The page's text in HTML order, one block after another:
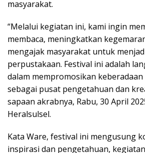
masyarakat.
“Melalui kegiatan ini, kami ingin
membaca, meningkatkan
mengajak masyarakat untuk
perpustakaan. Festival ini adalah
dalam mempromosikan
sebagai pusat pengetahuan dan
sapaan akrabnya, Rabu, 30 April
Heralsulsel.
Kata Ware, festival ini mengusung
inspirasi dan pengetahuan,